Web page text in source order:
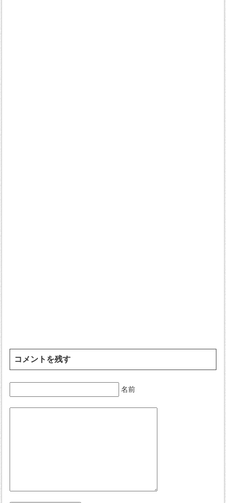
コメントを残す
名前